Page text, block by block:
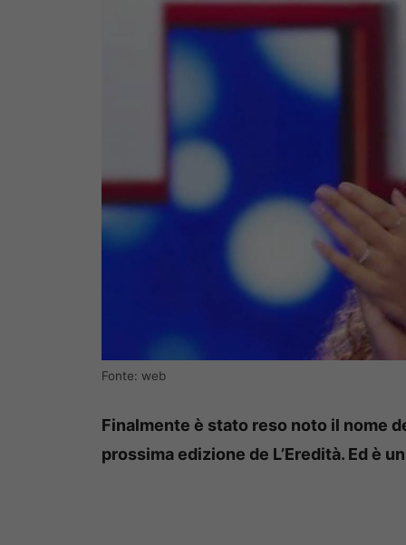
Fonte: web
Finalmente è stato reso noto il nome
prossima edizione de L’Eredità. Ed è